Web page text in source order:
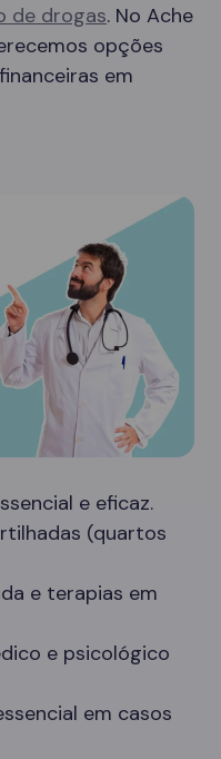
de drogas. No Ache
opções
em
e eficaz.
(quartos
e terapias em
e psicológico
em casos